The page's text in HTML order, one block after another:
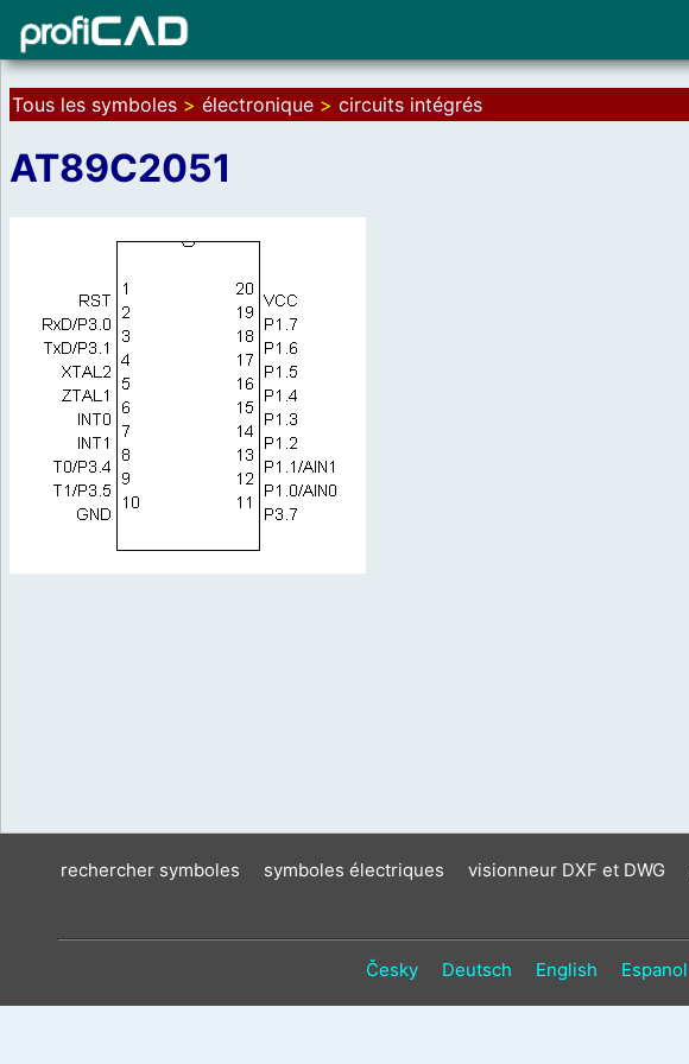
Tous les symboles > électronique > circuits intégrés
AT89C2051
rechercher symboles symboles électriques visionneur DXF et DWG
Česky Deutsch English Espanol